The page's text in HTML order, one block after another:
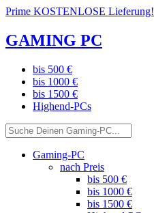
Prime KOSTENLOSE Lieferung!
GAMING PC
bis 500 €
bis 1000 €
bis 1500 €
Highend-PCs
Gaming-PC
nach Preis
bis 500 €
bis 1000 €
bis 1500 €